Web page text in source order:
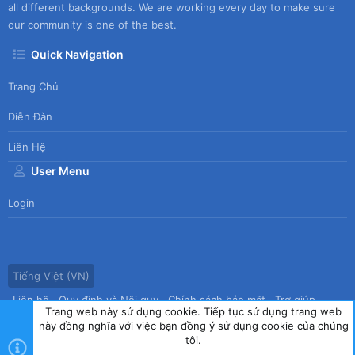
all different backgrounds. We are working every day to make sure
our community is one of the best.
Quick Navigation
Trang Chủ
Diễn Đàn
Liên Hệ
User Menu
Login
Tiếng Việt (VN)
Liên hệ
Quy định và Nội quy Chính sách bảo mật
Trợ giúp
Trang chủ
R
Trang web này sử dụng cookie. Tiếp tục sử dụng trang web
này đồng nghĩa với việc bạn đồng ý sử dụng cookie của chúng
tôi.